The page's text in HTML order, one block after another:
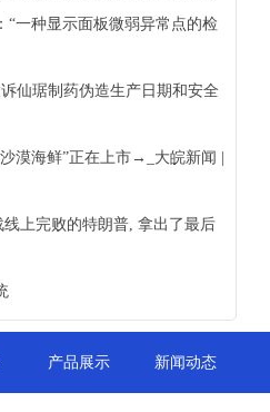
“一种显示面板微弱异常点的检
诉仙琚制药伪造生产日期和安全
漠海鲜”正在上市→_大皖新闻 |
上完败的特朗普, 拿出了最后
产品展示 新闻动态